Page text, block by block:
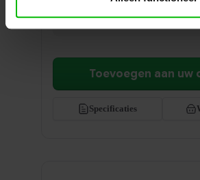
Ontvang een scherp voorstel op maat
Specificaties
Toevoegen aan uw